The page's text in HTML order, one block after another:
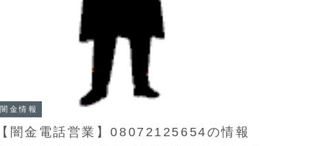
闇金情報
【闇金電話営業】08072125654の情報